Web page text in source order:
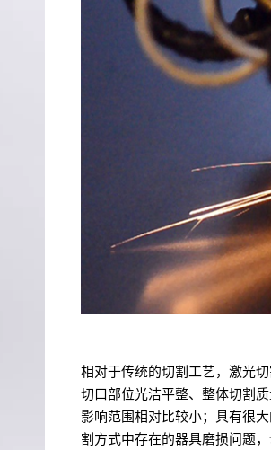
相对于传统的切割工艺，激光
切口部位光洁平整、整体切割
影响范围相对比较小；具有很
割方式中存在的器具磨损问题